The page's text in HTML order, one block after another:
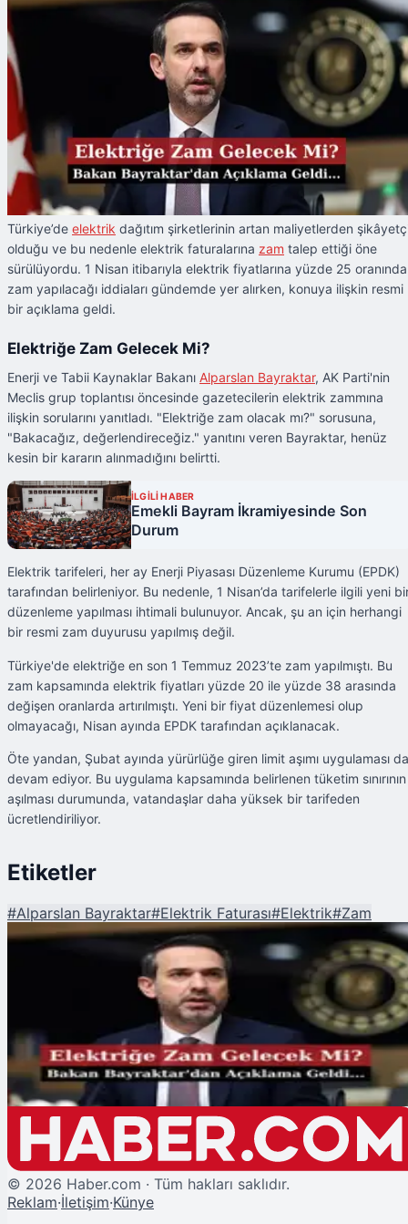
Türkiye’de elektrik dağıtım şirketlerinin artan maliyetlerden
olduğu ve bu nedenle elektrik faturalarına zam talep ettiği öne
sürülüyordu. 1 Nisan itibarıyla elektrik fiyatlarına yüzde 25 oranında
zam yapılacağı iddiaları gündemde yer alırken, konuya ilişkin resmi
bir açıklama geldi.
Elektriğe Zam Gelecek Mi?
Enerji ve Tabii Kaynaklar Bakanı Alparslan Bayraktar, AK Parti'nin
Meclis grup toplantısı öncesinde gazetecilerin elektrik zammına
ilişkin sorularını yanıtladı. "Elektriğe zam olacak mı?" sorusuna,
"Bakacağız, değerlendireceğiz." yanıtını veren Bayraktar, henüz
kesin bir kararın alınmadığını belirtti.
İLGİLİ HABER
Emekli Bayram İkramiyesinde Son
Durum
Elektrik tarifeleri, her ay Enerji Piyasası Düzenleme Kurumu (EPDK)
tarafından belirleniyor. Bu nedenle, 1 Nisan’da tarifelerle ilgili yeni
düzenleme yapılması ihtimali bulunuyor. Ancak, şu an için herhangi
bir resmi zam duyurusu yapılmış değil.
Türkiye'de elektriğe en son 1 Temmuz 2023’te zam yapılmıştı. Bu
zam kapsamında elektrik fiyatları yüzde 20 ile yüzde 38 arasında
değişen oranlarda artırılmıştı. Yeni bir fiyat düzenlemesi olup
olmayacağı, Nisan ayında EPDK tarafından açıklanacak.
Öte yandan, Şubat ayında yürürlüğe giren limit aşımı uygulaması da
devam ediyor. Bu uygulama kapsamında belirlenen tüketim sınırının
aşılması durumunda, vatandaşlar daha yüksek bir tarifeden
ücretlendiriliyor.
Etiketler
#Alparslan Bayraktar#Elektrik Faturası#Elektrik#Zam
Elektrik Faturalarına Zam Gelecek mi? Bakan Bayraktar'dan Açıklama
© 2026 Haber.com · Tüm hakları saklıdır.
Reklam·İletişim·Künye